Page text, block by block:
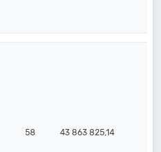
58 43 863 825,14